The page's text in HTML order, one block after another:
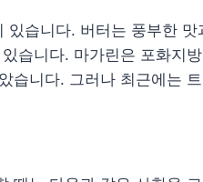
있습니다. 버터는 풍부한
습니다. 마가린은 포화지
습니다. 그러나 최근에는